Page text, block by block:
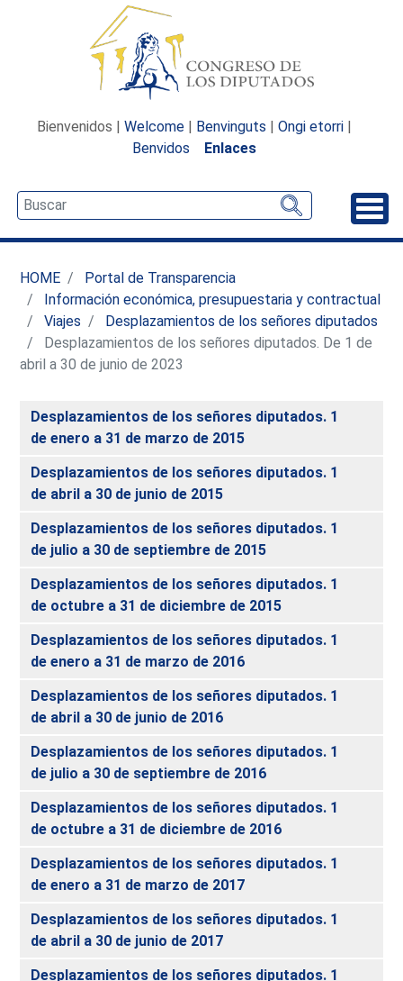
Bienvenidos | Welcome | Benvinguts | Ongi etorri |
Benvidos
Enlaces
HOME
Portal de Transparencia
Información económica, presupuestaria y contractual
Viajes
Desplazamientos de los señores diputados
Desplazamientos de los señores diputados. De 1 de
abril a 30 de junio de 2023
Desplazamientos de los señores diputados. 1
de enero a 31 de marzo de 2015
Desplazamientos de los señores diputados. 1
de abril a 30 de junio de 2015
Desplazamientos de los señores diputados. 1
de julio a 30 de septiembre de 2015
Desplazamientos de los señores diputados. 1
de octubre a 31 de diciembre de 2015
Desplazamientos de los señores diputados. 1
de enero a 31 de marzo de 2016
Desplazamientos de los señores diputados. 1
de abril a 30 de junio de 2016
Desplazamientos de los señores diputados. 1
de julio a 30 de septiembre de 2016
Desplazamientos de los señores diputados. 1
de octubre a 31 de diciembre de 2016
Desplazamientos de los señores diputados. 1
de enero a 31 de marzo de 2017
Desplazamientos de los señores diputados. 1
de abril a 30 de junio de 2017
Desplazamientos de los señores diputados. 1